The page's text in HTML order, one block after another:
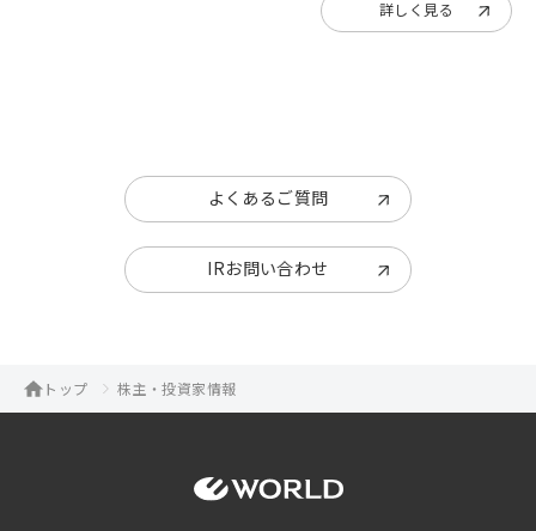
詳しく見る
よくあるご質問
IRお問い合わせ
トップ 株主・投資家情報